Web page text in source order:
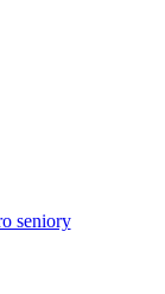
seniory